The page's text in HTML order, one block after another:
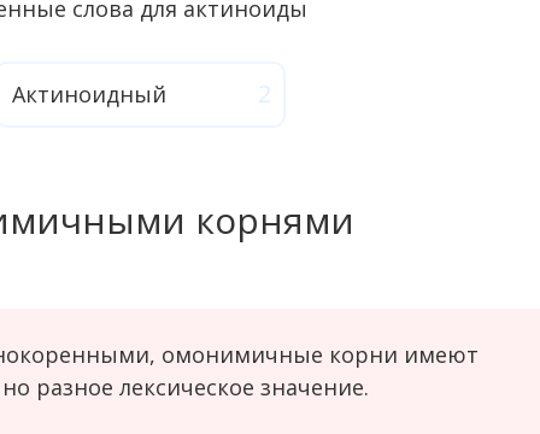
Актиноидный
корнями
омонимичные корни имеют
разное лексическое значение.